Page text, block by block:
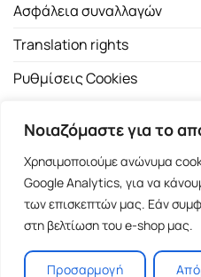
Νοιαζόμαστε για το
Χρησιμοποιούμε ανώνυμα
Google Analytics, για να
των επισκεπτών μας. Εάν
στη βελτίωση του e-shop μας.
Προσαρμογή
Ασφάλεια συναλλαγών
Translation rights
Ρυθμίσεις Cookies
Copyright 2026 ©
Σόλωνος 98, 10680 Αθήνα |